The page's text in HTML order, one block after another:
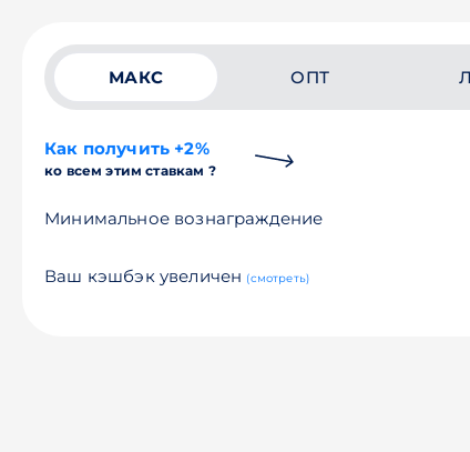
МАКС ОПТ
Как получить +2%
ко всем этим ставкам ?
Минимальное вознаграждение
Ваш кэшбэк увеличен (смотреть)